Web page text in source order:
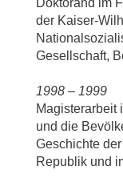
Doktorand im
der Kaiser-
Gesellschaft,
1998 – 1999
Magisterarbeit
und die
Geschichte
Republik und